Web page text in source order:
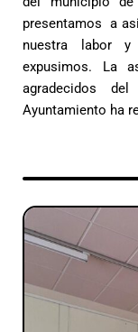
presentamos a
nuestra labor
expusimos. La
agradecidos
Ayuntamiento ha